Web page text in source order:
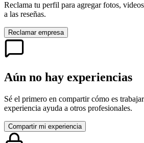
Reclama tu perfil para agregar fotos,
a las reseñas.
Reclamar empresa
Aún no hay experiencias
Sé el primero en compartir cómo es
experiencia ayuda a otros profesionales.
Compartir mi experiencia